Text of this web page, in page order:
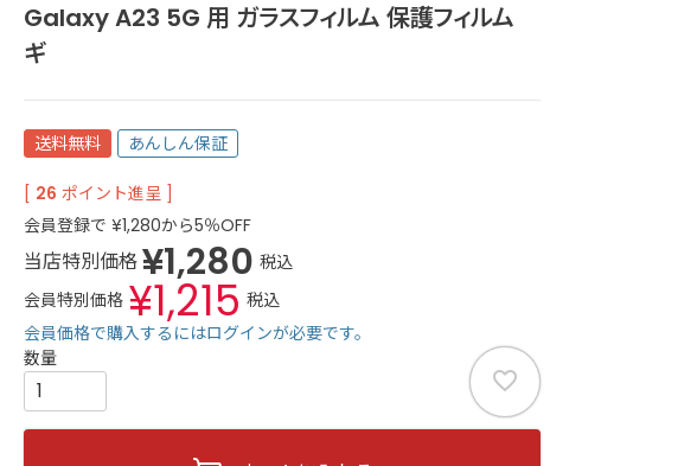
Galaxy A23 5G 用 ガラスフィルム 保護フィルム
ギ
送料無料 あんしん保証
[ 26 ポイント進呈 ]
会員登録で ¥1,280から5％OFF
当店特別価格¥1,280 税込
会員特別価格 ¥1,215 税込
会員価格で購入するにはログインが必要です。